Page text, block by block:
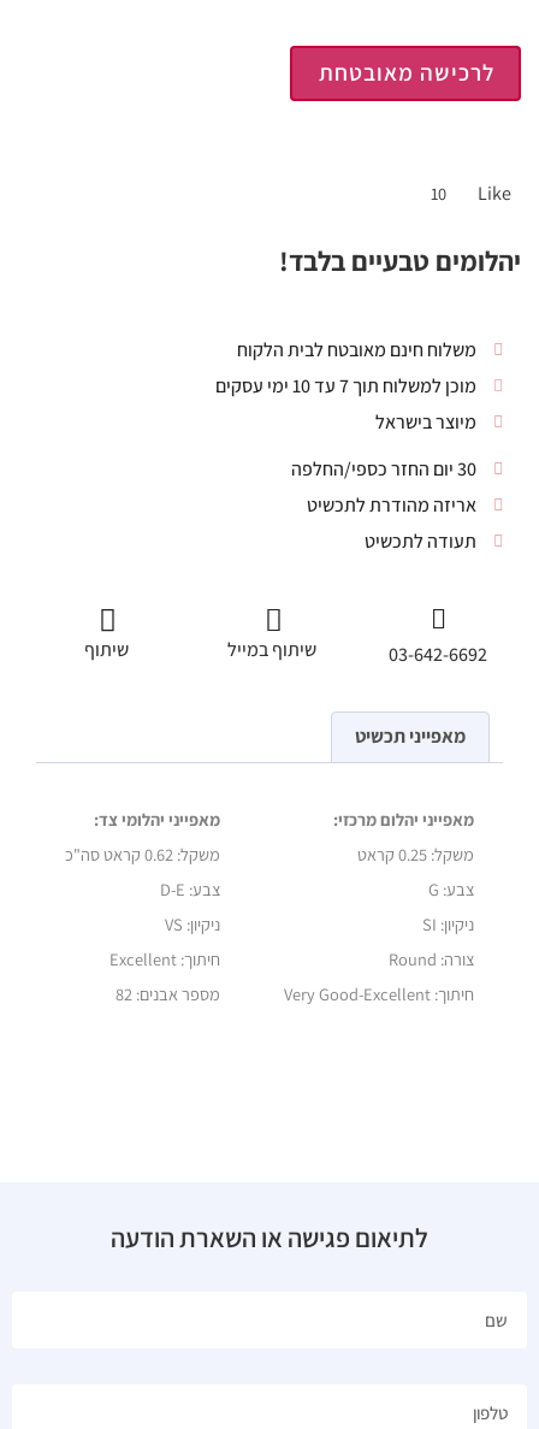
לרכישה מאובטחת
Like
10
יהלומים טבעיים בלבד!
משלוח חינם מאובטח לבית הלקוח
מוכן למשלוח תוך 7 עד 10 ימי עסקים
מיוצר בישראל
30 יום החזר כספי/החלפה
אריזה מהודרת לתכשיט
תעודה לתכשיט
03-642-6692 שיתוף במייל שיתוף
מאפייני תכשיט
מאפייני יהלום מרכזי:
מאפייני יהלומי צד:
משקל: 0.25 קראט
משקל: 0.62 קראט סה"כ
צבע: G
צבע: D-E
ניקיון: SI
ניקיון: VS
צורה: Round
חיתוך: Excellent
חיתוך: Very Good-Excellent מספר אבנים: 82
לתיאום פגישה או השארת הודעה